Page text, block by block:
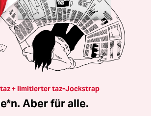
+ limitierter taz-Jockstrap
Aber für alle.